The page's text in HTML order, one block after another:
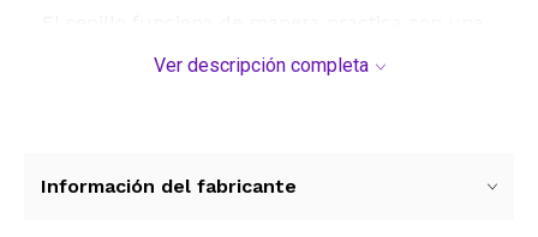
necesidad de cables o cargadores estorbosos.
repuesto, un estuche de viaje, una bateria AAA y
Ver descripción completa
Información del fabricante